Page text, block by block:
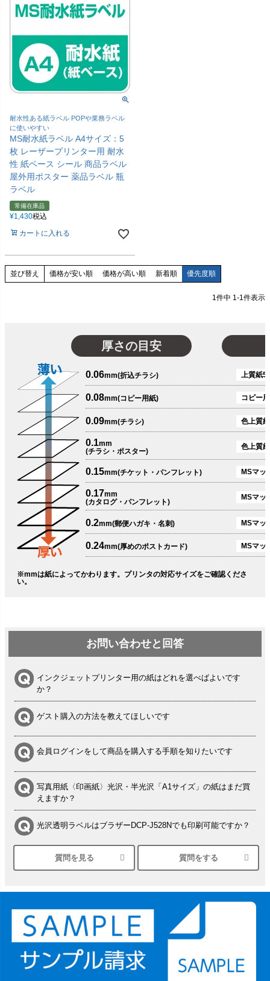
耐水性ある紙ラベル POPや業務ラベル
に使いやすい
MS耐水紙ラベル A4サイズ：5
枚 レーザープリンター用 耐水
性 紙ベース シール 商品ラベル
屋外用ポスター 薬品ラベル 瓶
ラベル
常備在庫品
¥1,430税込
カートに入れる
並び替え 価格が安い順 価格が高い順 新着順 優先度順
1件中 1-1件表示
厚さの目安
0.06mm(折込チラシ) 上質紙
0.08mm(コピー用紙) コピー
0.09mm(チラシ) 色上質
0.1mm
(チラシ・ポスター)
色上質
0.15mm(チケット・パンフレット) MSマッ
0.17mm
(カタログ・パンフレット)
MSマッ
0.2mm(郵便ハガキ・名刺) MSマッ
0.24mm(厚めのポストカード) MSマッ
※mmは紙によってかわります。プリンタの対応サイズをご確認くださ
い。
お問い合わせと回答
インクジェットプリンター用の紙はどれを選べばよいです
か？
ゲスト購入の方法を教えてほしいです
会員ログインをして商品を購入する手順を知りたいです
写真用紙〈印画紙〉光沢・半光沢「A1サイズ」の紙はまだ買
えますか？
光沢透明ラベルはブラザーDCP-J528Nでも印刷可能ですか？
シルバーペーパーにEPSON EP-30VAで印刷するときの設定
は？
ーSC-P8050に対応してますか
塩ビのロール紙で離型紙が透明の商品はありますか
つや消し半透明ラベルのロールタイプはありますか？
質問を見る 質問をする